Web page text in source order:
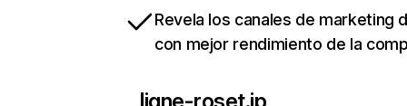
Revela los canales de marketing
con mejor rendimiento de la